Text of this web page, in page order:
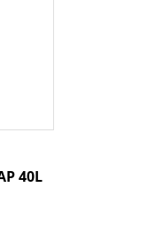
40L